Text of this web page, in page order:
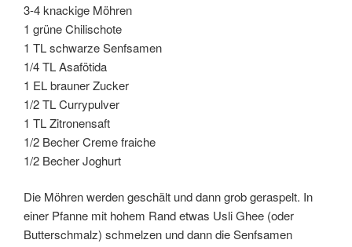
3-4 knackige Möhren
1 grüne Chilischote
1 TL schwarze Senfsamen
1/4 TL Asafötida
1 EL brauner Zucker
1/2 TL Currypulver
1 TL Zitronensaft
1/2 Becher Creme fraiche
1/2 Becher Joghurt
Die Möhren werden geschält und dann grob geraspelt. In
einer Pfanne mit hohem Rand etwas Usli Ghee (oder
Butterschmalz) schmelzen und dann die Senfsamen